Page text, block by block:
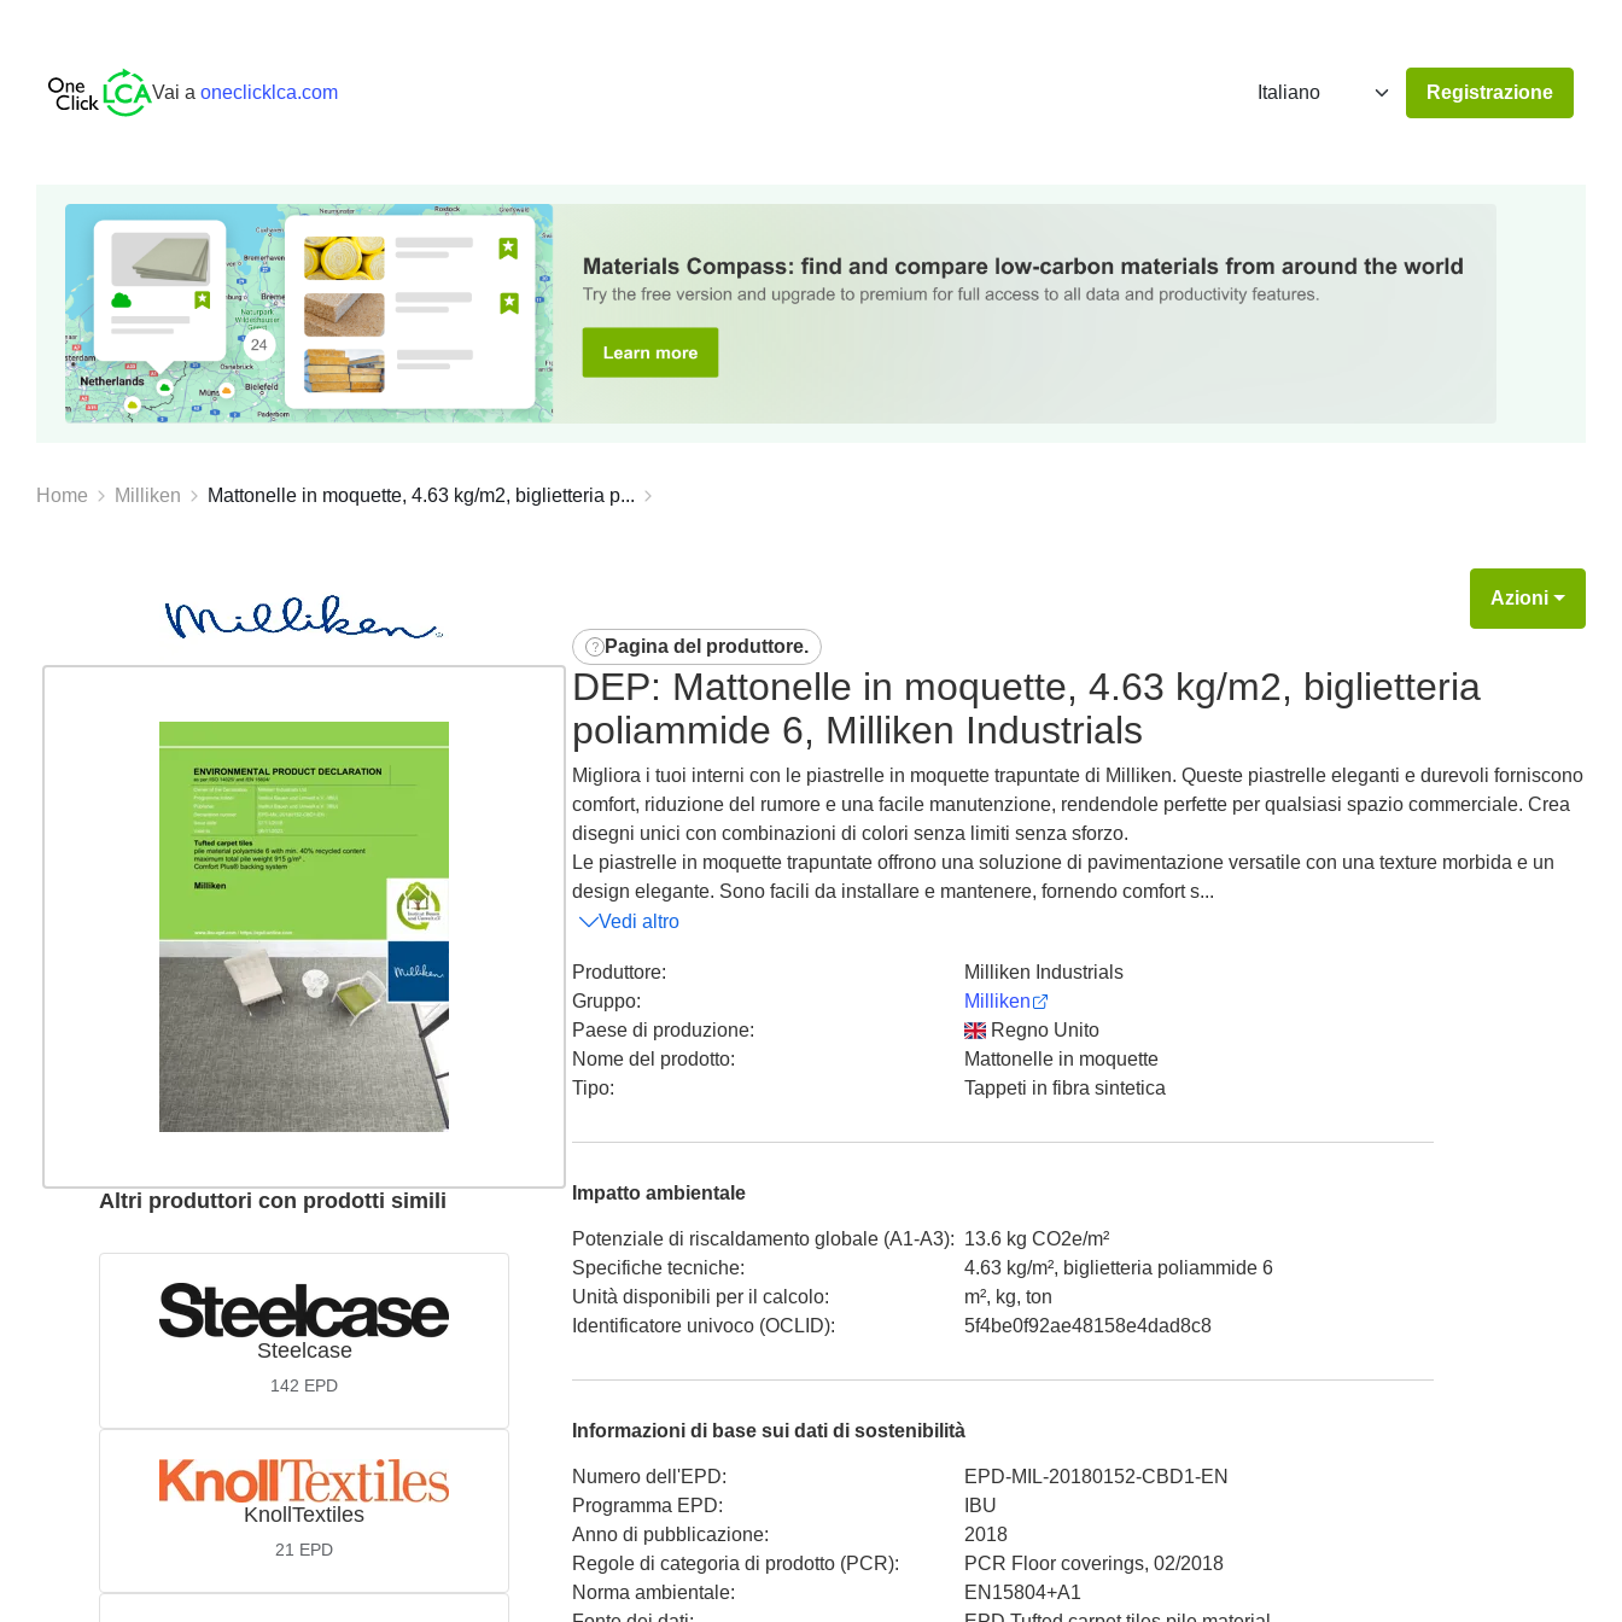
Vai a oneclicklca.com Registrazione
Home Milliken Mattonelle in moquette, 4.63 kg/m2, biglietteria p...
Altri produttori con prodotti simili
Steelcase
142 EPD
KnollTextiles
21 EPD
Azioni
Pagina del produttore.
DEP: Mattonelle in moquette, 4.63 kg/m2, biglietteria
poliammide 6, Milliken Industrials
Migliora i tuoi interni con le piastrelle in moquette trapuntate di Milliken. Queste piastrelle eleganti e durevoli forniscono
comfort, riduzione del rumore e una facile manutenzione, rendendole perfette per qualsiasi spazio commerciale. Crea
disegni unici con combinazioni di colori senza limiti senza sforzo.
Le piastrelle in moquette trapuntate offrono una soluzione di pavimentazione versatile con una texture morbida e un
design elegante. Sono facili da installare e mantenere, fornendo comfort s...
Vedi altro
Produttore:
Milliken Industrials
Gruppo:
Milliken
Paese di produzione:
Regno Unito
Nome del prodotto:
Mattonelle in moquette
Tipo: Tappeti in fibra sintetica
Impatto ambientale
Potenziale di riscaldamento globale (A1-A3): 13.6 kg CO2e/m²
Specifiche tecniche:
4.63 kg/m², biglietteria poliammide 6
Unità disponibili per il calcolo:
m², kg, ton
Identificatore univoco (OCLID): 5f4be0f92ae48158e4dad8c8
Informazioni di base sui dati di sostenibilità
Numero dell'EPD:
EPD-MIL-20180152-CBD1-EN
Programma EPD:
IBU
Anno di pubblicazione:
2018
Regole di categoria di prodotto (PCR):
PCR Floor coverings, 02/2018
Norma ambientale:
EN15804+A1